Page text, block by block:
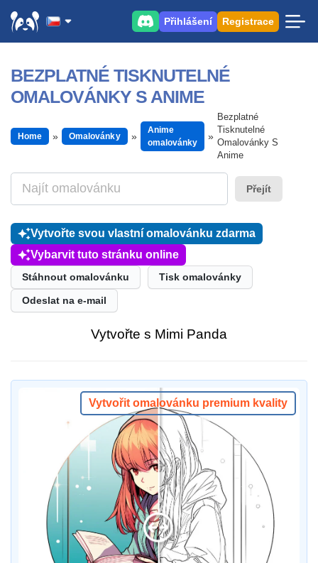
Přihlášení Registrace
BEZPLATNÉ TISKNUTELNÉ
OMALOVÁNKY S ANIME
Home Omalovánky
Anime
omalovánky
Bezplatné
Tisknutelné
Omalovánky S
Anime
Přejít
Vytvořte svou vlastní omalovánku zdarma
Vybarvit tuto stránku online
Stáhnout omalovánku Tisk omalovánky
Odeslat na e-mail
Vytvořte s Mimi Panda
Vytvořit omalovánku premium kvality